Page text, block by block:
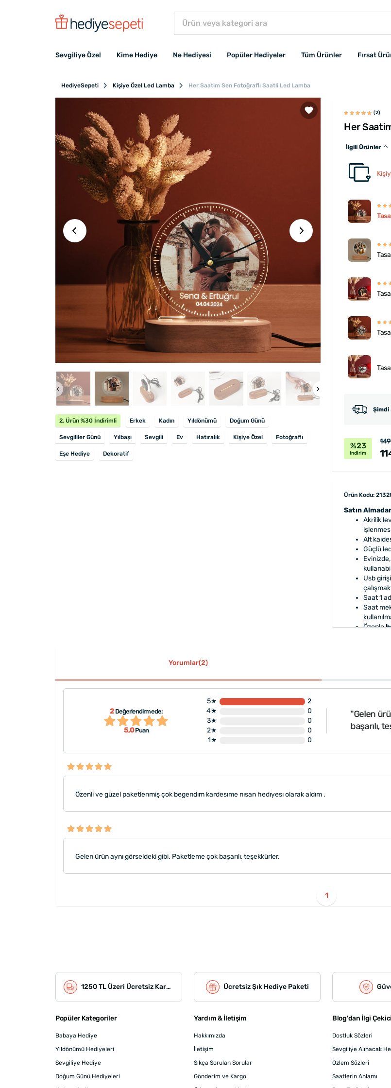
Sevgiliye Özel Kime Hediye Ne Hediyesi Popüler Hediyeler Tüm Ürünler Fırsat
HediyeSepeti Kişiye Özel Led Lamba Her Saatim Sen Fotoğraflı Saatli Led Lamba
2. Ürün %30 İndirimli Erkek Kadın Yıldönümü Doğum Günü
Sevgililer Günü Yılbaşı Sevgili Ev Hatıralık Kişiye Özel Fotoğraflı
Eşe Hediye Dekoratif
(2)
Her
İlgili Ürünler
Şimdi
%23
indirim
Ürün Kodu:
Satın
Akrilik
Alt
Güçlü
Usb
Saat 1
Saat
Özenle
Yorumlar(2)
2Değerlendirmede:
5,0Puan
5★
2
4★
0
3★
0
2★
0
1★
0
"Özenli ve güzel paketlenmiş çok begendım kardesıme
nısan hedıyesı olarak aldım ."
"Gelen
başarılı,
Özenli ve güzel paketlenmiş çok begendım kardesıme nısan hedıyesı olarak aldım .
Gelen ürün aynı görseldeki gibi. Paketleme çok başarılı, teşekkürler.
1
1250 TL Üzeri Ücretsiz Kargo Ücretsiz Şık Hediye Paketi
Popüler Kategoriler
Babaya Hediye
Yıldönümü Hediyeleri
Sevgiliye Hediye
Doğum Günü Hediyeleri
Yardım & İletişim
Hakkımızda
İletişim
Sıkça Sorulan Sorular
Gönderim ve Kargo
Blog'dan İlgi
Dostluk Sözleri
Sevgiliye Alınacak
Özlem Sözleri
Saatlerin Anlamı